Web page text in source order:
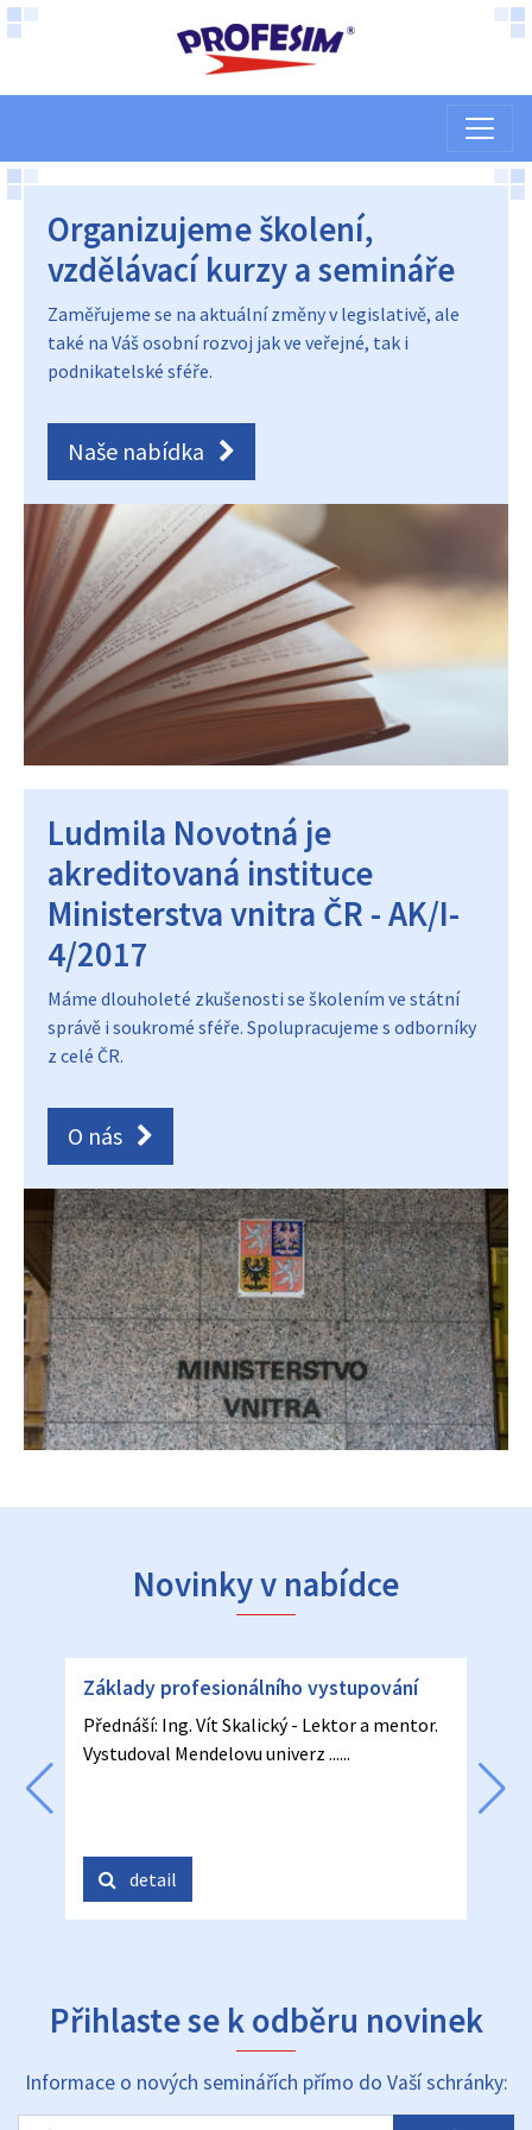
Organizujeme školení,
vzdělávací kurzy a semináře
Zaměřujeme se na aktuální změny v legislativě, ale
také na Váš osobní rozvoj jak ve veřejné, tak i
podnikatelské sféře.
Naše nabídka
Ludmila Novotná je
akreditovaná instituce
Ministerstva vnitra ČR - AK/I-
4/2017
Máme dlouholeté zkušenosti se školením ve státní
správě i soukromé sféře. Spolupracujeme s odborníky
z celé ČR.
O nás
Novinky v nabídce
Základy profesionálního vystupování
Přednáší: Ing. Vít Skalický - Lektor a mentor.
Vystudoval Mendelovu univerz ......
detail
Přihlaste se k odběru novinek
Informace o nových seminářích přímo do Vaší schránky: